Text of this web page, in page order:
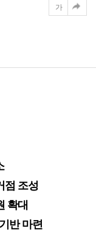
가
점 조성
확대
반 마련